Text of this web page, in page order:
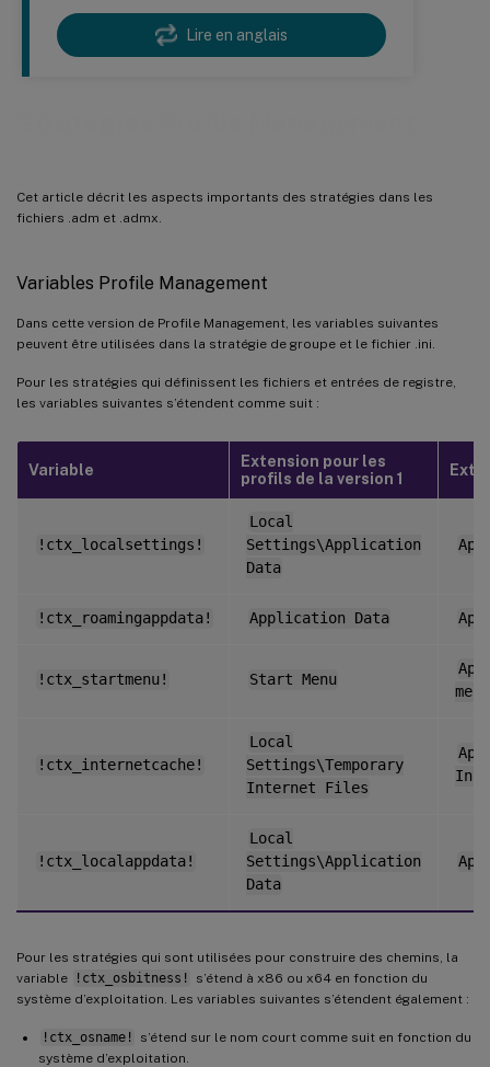
Lire en anglais
Cet article décrit les aspects importants des stratégies dans les
fichiers .adm et .admx.
Variables Profile Management
Dans cette version de Profile Management, les variables suivantes
peuvent être utilisées dans la stratégie de groupe et le fichier .ini.
Pour les stratégies qui définissent les fichiers et entrées de registre,
les variables suivantes s’étendent comme suit :
Variable
Extension pour les
profils de la version 1
!ctx_localsettings!
Local
Settings\Application
Data
!ctx_roamingappdata! Application Data
!ctx_startmenu! Start Menu
menu
!ctx_internetcache!
Local
Settings\Temporary
Internet Files
!ctx_localappdata!
Local
Settings\Application
Data
Pour les stratégies qui sont utilisées pour construire des chemins, la
variable
!ctx_osbitness!
s’étend à x86 ou x64 en fonction du
système d’exploitation. Les variables suivantes s’étendent également :
!ctx_osname!
s’étend sur le nom court comme suit en fonction du
système d’exploitation.